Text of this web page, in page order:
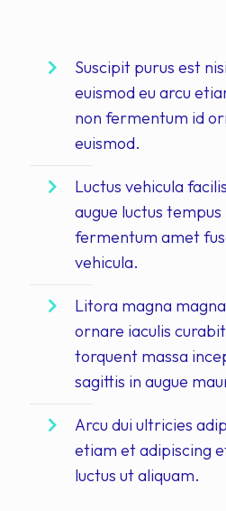
Suscipit purus est
euismod eu arcu
non fermentum id
euismod.
Luctus vehicula
augue luctus tempus
fermentum amet
vehicula.
Litora magna
ornare iaculis
torquent massa
sagittis in augue
Arcu dui ultricies
etiam et adipiscing
luctus ut aliquam.